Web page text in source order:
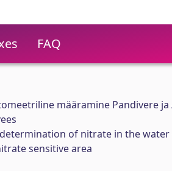
FAQ
määramine Pandivere ja
of nitrate in the water
sensitive area